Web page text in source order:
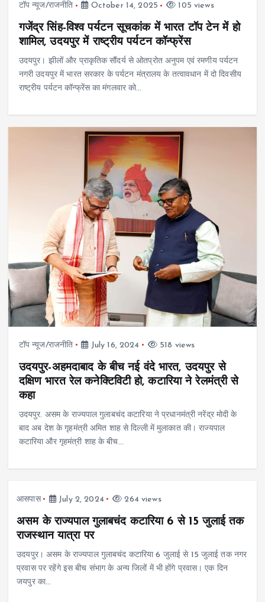
टॉप न्यूज/राजनीति October 14, 2025 105 views
गजेंद्र सिंह-विश्व पर्यटन सूचकांक में भारत टॉप टेन में हो
शामिल, उदयपुर में राष्ट्रीय पर्यटन कॉन्फ्रेंस
उदयपुर। झीलों और प्राकृतिक सौंदर्य से ओतप्रोत अनुपम एवं रमणीय पर्यटन
नगरी उदयपुर में भारत सरकार के पर्यटन मंत्रालय के तत्वावधान में दो दिवसीय
राष्ट्रीय पर्यटन कॉन्फ्रेंस का मंगलवार को…
टॉप न्यूज/राजनीति July 16, 2024 518 views
उदयपुर-अहमदाबाद के बीच नई वंदे भारत, उदयपुर से
दक्षिण भारत रेल कनेक्टिविटी हो, कटारिया ने रेलमंत्री से
कहा
उदयपुर. असम के राज्यपाल गुलाबचंद कटारिया ने प्रधानमंत्री नरेंद्र मोदी के
बाद अब देश के गृहमंत्री अमित शाह से दिल्ली में मुलाकात की। राज्यपाल
कटारिया और गृहमंत्री शाह के बीच…
आसपास July 2, 2024 264 views
असम के राज्यपाल गुलाबचंद कटारिया 6 से 15 जुलाई तक
राजस्थान यात्रा पर
उदयपुर। असम के राज्यपाल गुलाबचंद कटारिया 6 जुलाई से 15 जुलाई तक नगर
प्रवास पर रहेंगे इस बीच संभाग के अन्य जिलों में भी होंगे प्रवास। एक दिन
जयपुर का…